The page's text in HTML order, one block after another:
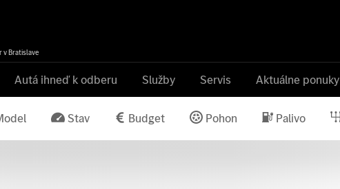
v Bratislave
Autá ihneď k odberu Služby Servis Aktuálne ponuky
Stav Budget Pohon Palivo